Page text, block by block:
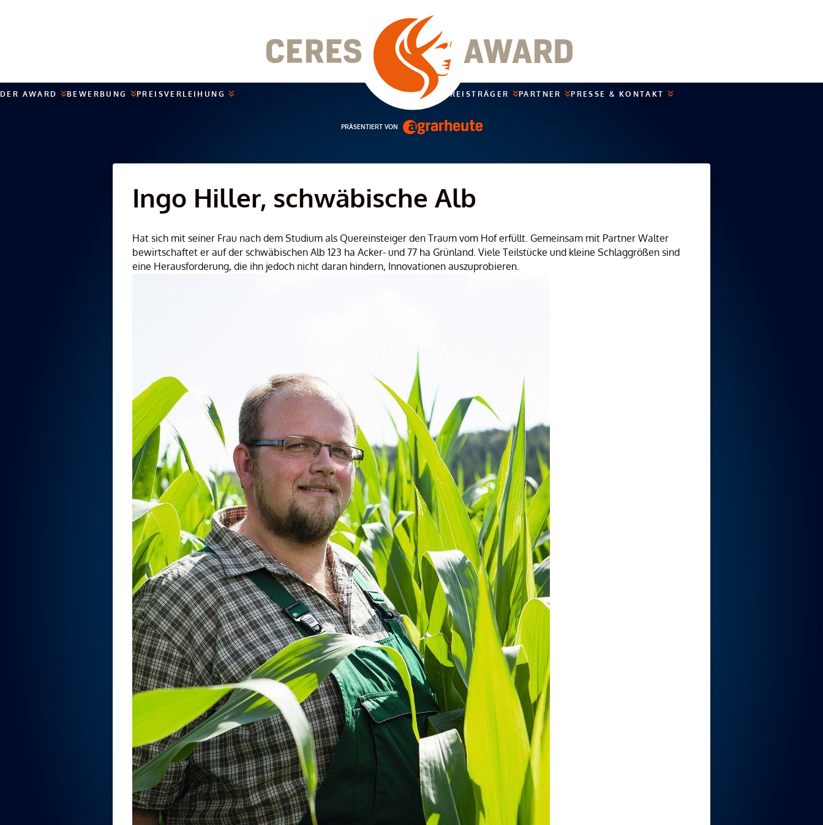
DER AWARD BEWERBUNG PREISVERLEIHUNG PREISTRÄGER PARTNER PRESSE & KONTAKT
PRÄSENTIERT VON
Ingo Hiller, schwäbische Alb
Hat sich mit seiner Frau nach dem Studium als Quereinsteiger den Traum vom Hof erfüllt. Gemeinsam mit Partner Walter
bewirtschaftet er auf der schwäbischen Alb 123 ha Acker- und 77 ha Grünland. Viele Teilstücke und kleine Schlaggrößen sind
eine Herausforderung, die ihn jedoch nicht daran hindern, Innovationen auszuprobieren.